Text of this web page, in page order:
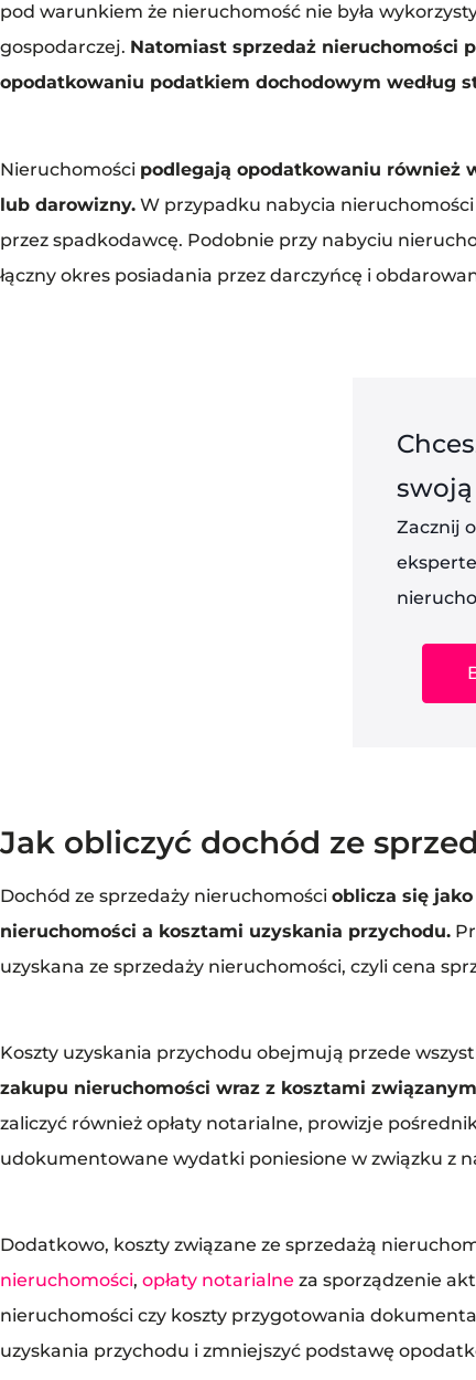
pod warunkiem że nieruchomość nie była
gospodarczej. Natomiast sprzedaż nieruchomości
opodatkowaniu podatkiem dochodowym według
Nieruchomości podlegają opodatkowaniu również
lub darowizny. W przypadku nabycia
przez spadkodawcę. Podobnie przy nabyciu
łączny okres posiadania przez darczyńcę i
Zacznij
Jak obliczyć dochód ze
Dochód ze sprzedaży nieruchomości oblicza się
nieruchomości a kosztami uzyskania przychodu.
uzyskana ze sprzedaży nieruchomości, czyli cena
Koszty uzyskania przychodu obejmują przede
zakupu nieruchomości wraz z kosztami
zaliczyć również opłaty notarialne, prowizje
udokumentowane wydatki poniesione w związku z
Dodatkowo, koszty związane ze sprzedażą
nieruchomości, opłaty notarialne za sporządzenie
nieruchomości czy koszty przygotowania
uzyskania przychodu i zmniejszyć podstawę